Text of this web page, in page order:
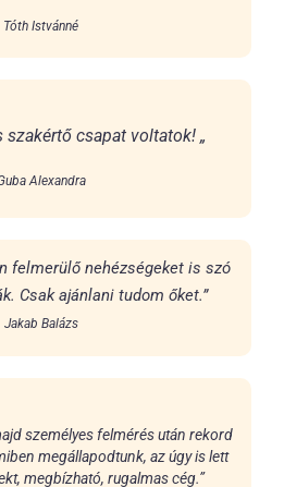
Tóth Istvánné
szakértő csapat voltatok! „
Alexandra
felmerülő nehézségeket is szó
Csak ajánlani tudom őket.”
Jakab Balázs
személyes felmérés után rekord
megállapodtunk, az úgy is lett
megbízható, rugalmas cég.”